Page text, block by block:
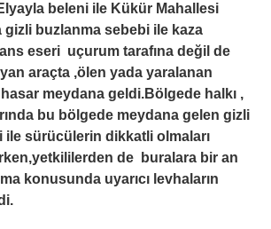
beleni ile Kükür Mahallesi
gizli buzlanma sebebi ile kaza
eseri uçurum tarafına değil de
araçta ,ölen yada yaralanan
meydana geldi.Bölgede halkı ,
bu bölgede meydana gelen gizli
ile sürücülerin dikkatli olmaları
de buralara bir an
konusunda uyarıcı levhaların